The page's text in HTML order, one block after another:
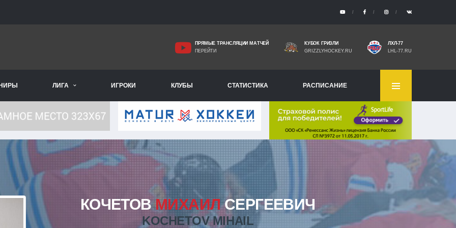
ПРЯМЫЕ ТРАНСЛЯЦИИ МАТЧЕЙ
ПЕРЕЙТИ
КУБОК ГРИЗЛИ
GRIZZLYHOCKEY.RU
ЛХЛ-77
LHL-77.RU
ЛИГА ИГРОКИ КЛУБЫ СТАТИСТИКА РАСПИСАНИЕ
КОЧЕТОВМИХАИЛСЕРГЕЕВИЧ
KOCHETOV MIHAIL